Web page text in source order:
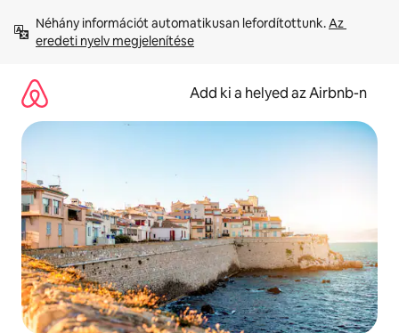
tartalomra
Néhány információt automatikusan lefordítottunk. Az
eredeti nyelv megjelenítése
Add ki a helyed az Airbnb-n